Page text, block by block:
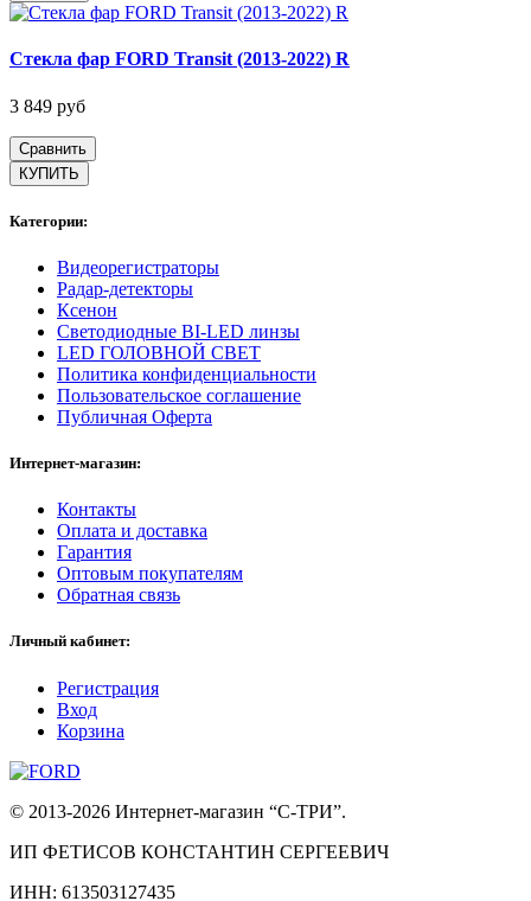
Стекла фар FORD Transit (2013-2022) R
3 849 руб
Сравнить
Категории:
Видеорегистраторы
Радар-детекторы
Ксенон
Светодиодные BI-LED линзы
LED ГОЛОВНОЙ СВЕТ
Политика конфиденциальности
Пользовательское соглашение
Публичная Оферта
Интернет-магазин:
Контакты
Оплата и доставка
Гарантия
Оптовым покупателям
Обратная связь
Личный кабинет:
Регистрация
Вход
Корзина
© 2013-2026 Интернет-магазин “С-ТРИ”.
ИП ФЕТИСОВ КОНСТАНТИН СЕРГЕЕВИЧ
ИНН: 613503127435